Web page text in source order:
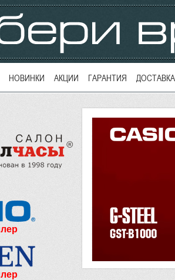
НОВИНКИ АКЦИИ ГАРАНТИЯ ДОСТАВКА